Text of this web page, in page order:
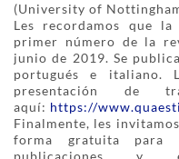
(University of
Les recordamos que
primer número de la
junio de 2019. Se
portugués e italiano.
presentación de
aquí: https://
Finalmente, les
forma gratuita para